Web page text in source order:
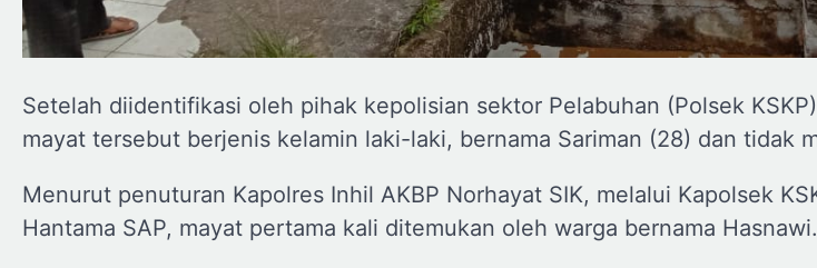
Setelah diidentifikasi oleh pihak kepolisian sektor Pelabuhan (Polsek
mayat tersebut berjenis kelamin laki-laki, bernama Sariman (28) dan tidak
Menurut penuturan Kapolres Inhil AKBP Norhayat SIK, melalui Kapolsek
Hantama SAP, mayat pertama kali ditemukan oleh warga bernama Hasnawi.